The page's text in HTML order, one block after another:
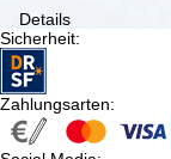
kostenfrei
…
Details
Sicherheit:
Zahlungsarten: